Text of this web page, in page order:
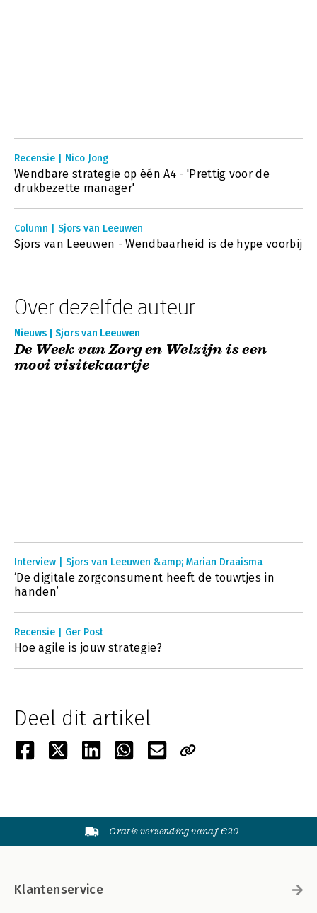
Recensie | Nico Jong
Wendbare strategie op één A4 - 'Prettig voor de
drukbezette manager'
Column | Sjors van Leeuwen
Sjors van Leeuwen - Wendbaarheid is de hype voorbij
Over dezelfde auteur
Nieuws | Sjors van Leeuwen
De Week van Zorg en Welzijn is een
mooi visitekaartje
Interview | Sjors van Leeuwen &amp; Marian Draaisma
‘De digitale zorgconsument heeft de touwtjes in
handen’
Recensie | Ger Post
Hoe agile is jouw strategie?
Deel dit artikel
Gratis verzending vanaf €20
Klantenservice